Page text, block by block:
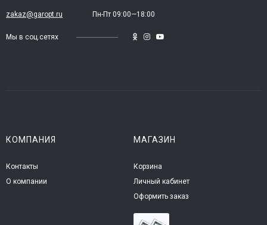
zakaz@garopt.ru Пн-Пт 09:00—18:00
Мы в соц.сетях
КОМПАНИЯ
Контакты
О компании
МАГАЗИН
Корзина
Личный кабинет
Оформить заказ